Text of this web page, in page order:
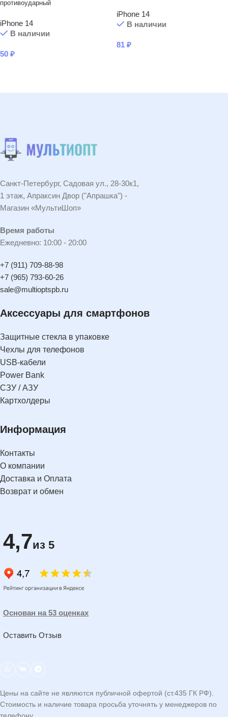
противоударный
iPhone 14
В наличии
50 ₽
iPhone 14
В наличии
81 ₽
Санкт-Петербург, Садовая ул., 28-30к1,
1 этаж, Апраксин Двор ("Апрашка") -
Магазин «МультиШоп»
Время работы
Ежедневно: 10:00 - 20:00
+7 (911) 709-88-98
+7 (965) 793-60-26
sale@multioptspb.ru
Аксессуары для смартфонов
Защитные стекла в упаковке
Чехлы для телефонов
USB-кабели
Power Bank
СЗУ / АЗУ
Картхолдеры
Информация
Контакты
О компании
Доставка и Оплата
Возврат и обмен
4,7из 5
Основан на 53 оценках
Оставить Отзыв
Цены на сайте не являются публичной офертой (ст.435 ГК РФ).
Стоимость и наличие товара просьба уточнять у менеджеров по
телефону.